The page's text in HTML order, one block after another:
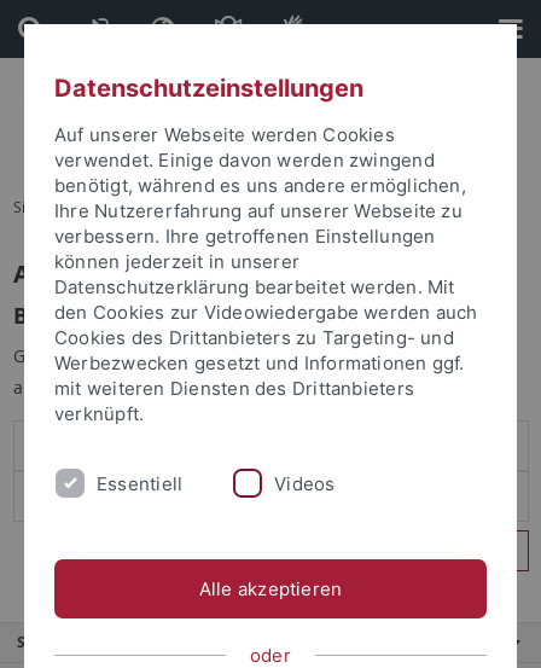
Direkt
zum
Inhalt
Direkt
zur
Fußleiste
Sie sind hier: Startseite
Anmelden
Benutzeranmeldung
Geben Sie Ihren Benutzernamen und Ihr Passwort an um sich
anzumelden:
Service
Datenschutzeinstellungen
Auf unserer Webseite werden Cookies
verwendet. Einige davon werden zwingend
benötigt, während es uns andere ermöglichen,
Ihre Nutzererfahrung auf unserer Webseite zu
verbessern. Ihre getroffenen Einstellungen
können jederzeit in unserer
Datenschutzerklärung bearbeitet werden. Mit
den Cookies zur Videowiedergabe werden auch
Cookies des Drittanbieters zu Targeting- und
Werbezwecken gesetzt und Informationen ggf.
mit weiteren Diensten des Drittanbieters
verknüpft.
Essentiell Videos
Alle akzeptieren
oder